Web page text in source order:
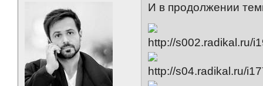
И в продолжении